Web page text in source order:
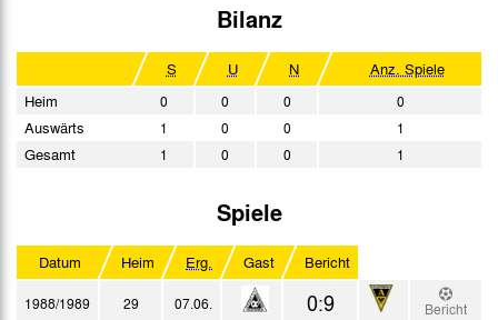
Bilanz
S U N
Anz. Spiele
Heim
0 0 0 0
Auswärts 1 0 0 1
Gesamt 1 0 0 1
Spiele
Datum Heim Erg. Gast Bericht
1988/1989 29 07.06. 0:9 Bericht